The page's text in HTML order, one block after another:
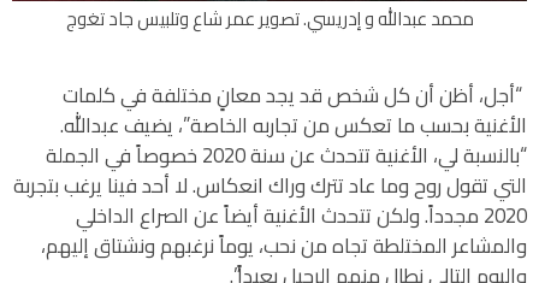
محمد عبدالله و إدريسي. تصوير عمر شاع وتلبيس جاد تغوج
“أجل، أظن أن كل شخص قد يجد معانٍ مختلفة في كلمات
الأغنية بحسب ما تعكس من تجاربه الخاصة”، يضيف عبدالله.
“بالنسبة لي، الأغنية تتحدث عن سنة 2020 خصوصاً في الجملة
التي تقول روح وما عاد تترك وراك انعكاس. لا أحد فينا يرغب بتجربة
2020 مجدداً. ولكن تتحدث الأغنية أيضاً عن الصراع الداخلي
والمشاعر المختلطة تجاه من نحب، يوماً نرغبهم ونشتاق إليهم،